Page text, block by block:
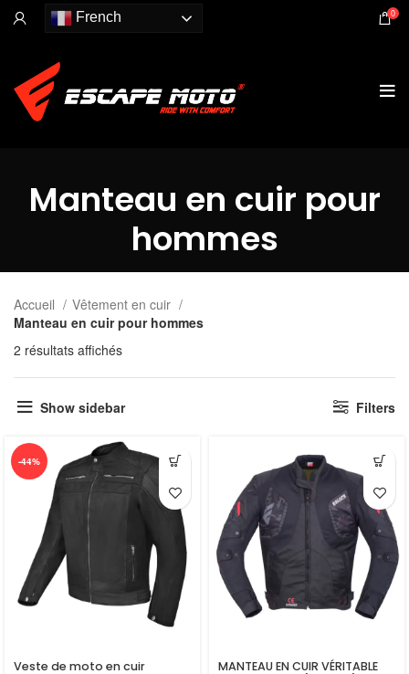
French 0
Manteau en cuir pour
hommes
Accueil
Vêtement en cuir
Manteau en cuir pour hommes
2 résultats affichés
Show sidebar Filters
-44%
Veste de moto en cuir
MANTEAU EN CUIR VÉRITABLE